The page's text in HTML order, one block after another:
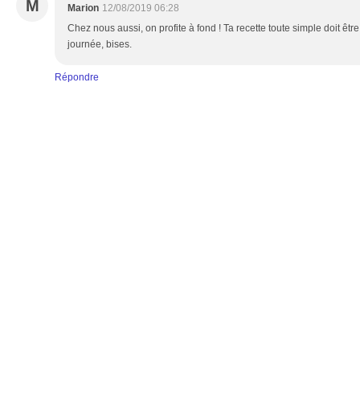
M Marion 12/08/2019 06:28
Chez nous aussi, on profite à fond ! Ta recette toute simple doit
journée, bises.
Répondre